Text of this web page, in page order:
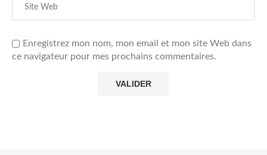
Enregistrez mon nom, mon email et mon site Web dans
ce navigateur pour mes prochains commentaires.